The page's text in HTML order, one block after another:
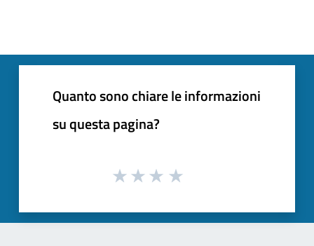
Quanto sono chiare le informazioni
su questa pagina?